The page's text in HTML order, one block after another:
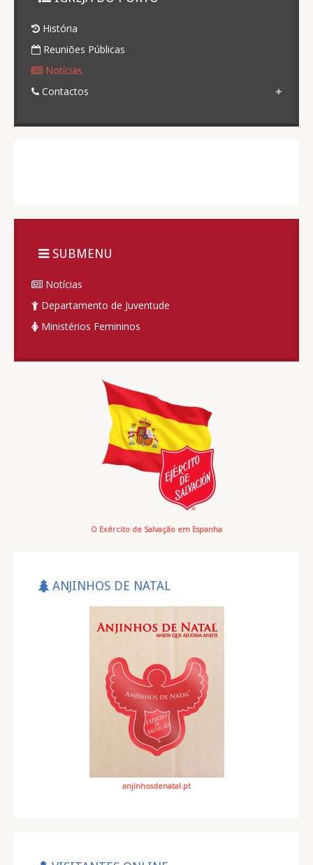
História
Reuniões Públicas
Notícias
Contactos
SUBMENU
Notícias
Departamento de Juventude
Ministérios Femininos
O Exército de Salvação em Espanha
ANJINHOS DE NATAL
anjinhosdenatal.pt